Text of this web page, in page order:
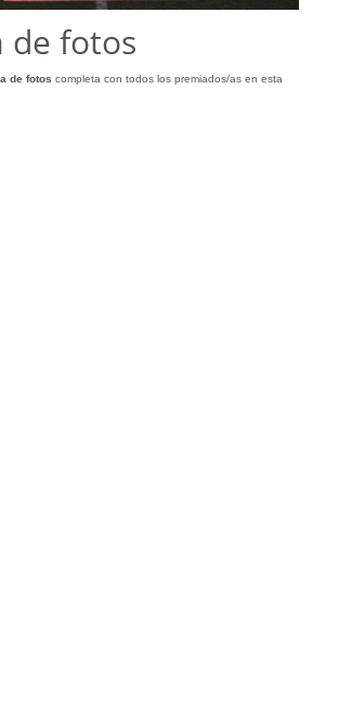
de fotos
de fotos completa con todos los premiados/as en esta